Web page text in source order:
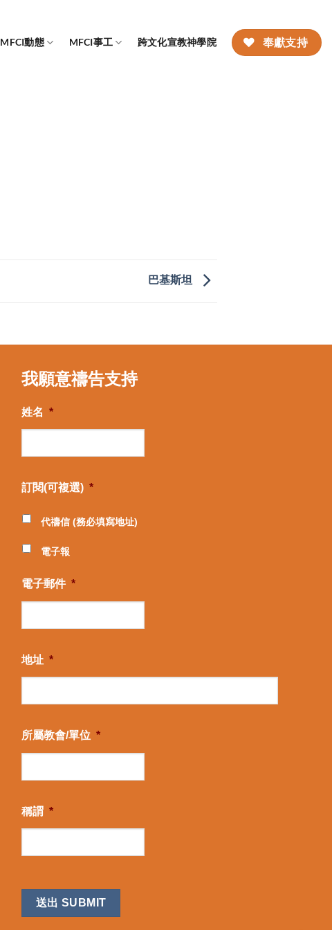
MFCI動態 MFCI事工 跨文化宣教神學院 奉獻支持
巴基斯坦
我願意禱告支持
姓名 *
訂閱(可複選) *
代禱信 (務必填寫地址)
電子報
電子郵件 *
地址 *
所屬教會/單位 *
稱謂 *